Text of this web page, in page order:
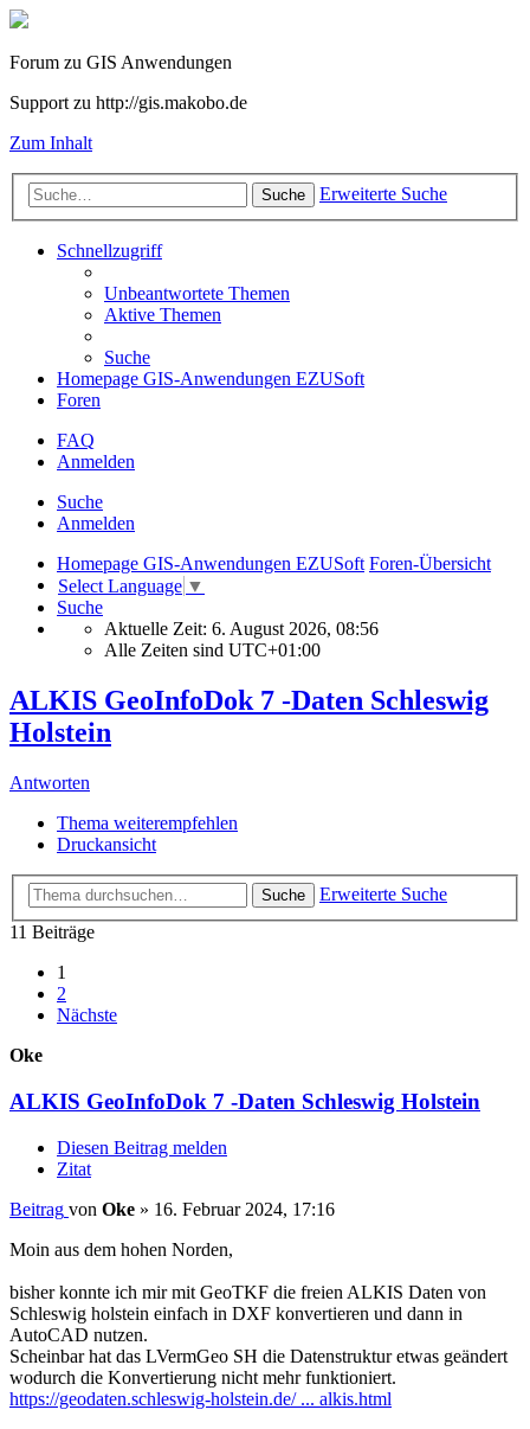
Forum zu GIS Anwendungen
Support zu http://gis.makobo.de
Zum Inhalt
Suche Erweiterte Suche
Schnellzugriff
Unbeantwortete Themen
Aktive Themen
Suche
Homepage GIS-Anwendungen EZUSoft
Foren
FAQ
Anmelden
Suche
Anmelden
Homepage GIS-Anwendungen EZUSoft Foren-Übersicht
Select Language ▼
Suche
Aktuelle Zeit: 6. August 2026, 08:56
Alle Zeiten sind UTC+01:00
ALKIS GeoInfoDok 7 -Daten Schleswig
Holstein
Antworten
Thema weiterempfehlen
Druckansicht
Suche
Erweiterte Suche
11 Beiträge
1
2
Nächste
Oke
ALKIS GeoInfoDok 7 -Daten Schleswig Holstein
Diesen Beitrag melden
Zitat
Beitrag von Oke » 16. Februar 2024, 17:16
Moin aus dem hohen Norden,
bisher konnte ich mir mit GeoTKF die freien ALKIS Daten von
Schleswig holstein einfach in DXF konvertieren und dann in
AutoCAD nutzen.
Scheinbar hat das LVermGeo SH die Datenstruktur etwas geändert
wodurch die Konvertierung nicht mehr funktioniert.
https://geodaten.schleswig-holstein.de/ ... alkis.html